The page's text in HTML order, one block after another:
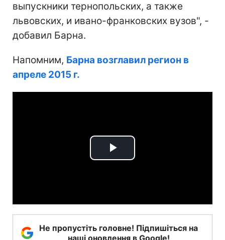
выпускники тернопольских, а также
львовских, и ивано-франковских вузов", -
добавил Барна.
Напомним, Барна возглавил регион в
апреле 2015 г.
Play
Не пропустіть головне! Підпишіться на
наші оновлення в Google!